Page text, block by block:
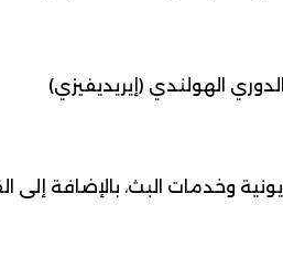
وخدمات البث، بالإضافة